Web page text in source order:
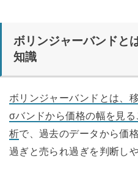
ボリンジャーバンドと
知識
ボリンジャーバンドとは、
σバンドから価格の幅を見
析で、過去のデータから価
過ぎと売られ過ぎを判断し